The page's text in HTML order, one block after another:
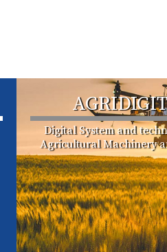
Digital System and
Agricultural Machinery